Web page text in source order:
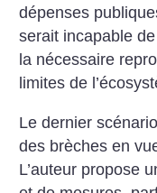
dépenses
serait incapable
la nécessaire
limites de
Le dernier
des brèches en
L’auteur propose